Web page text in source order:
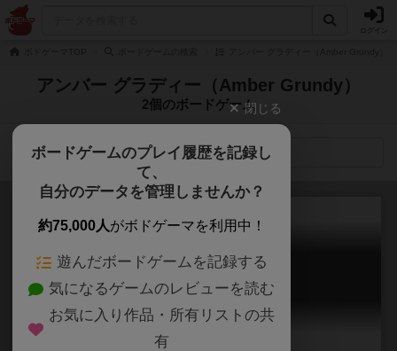
アンバー グラディー（Amber Grundy）
2個のボードゲーム
検索メニュー
クラックス
Clacks: A Discworld Board Game
閉じる
ボードゲームのプレイ履歴を記録し
て、
自分のデータを管理しませんか？
約75,000人がボドゲーマを利用中！
遊んだボードゲームを記録する
気になるゲームのレビューを読む
お気に入り作品・所有リストの共
有